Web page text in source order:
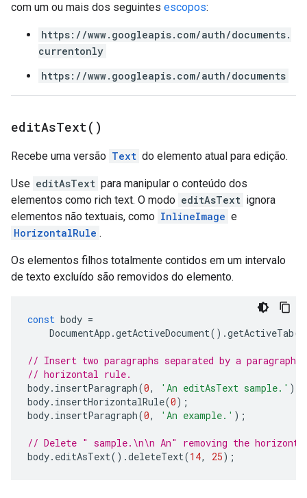
com um ou mais dos seguintes escopos:
https://www.googleapis.com/auth/documents.
currentonly
https://www.googleapis.com/auth/documents
editAsText( )
Recebe uma versão Text do elemento atual para edição.
Use editAsText para manipular o conteúdo dos
elementos como rich text. O modo editAsText ignora
elementos não textuais, como InlineImage e
HorizontalRule .
Os elementos filhos totalmente contidos em um intervalo
de texto excluído são removidos do elemento.
const body =
DocumentApp .getActiveDocument().getActiveTab
// Insert two paragraphs separated by a paragraph
// horizontal rule.
body. insertParagraph(0, 'An editAsText sample.' );
body. insertHorizontalRule(0);
body. insertParagraph(0, 'An example.' );
// Delete " sample.\n\n An" removing the
body. editAsText().deleteText(14, 25);